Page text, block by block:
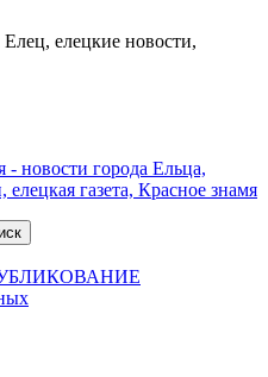
елецкие новости,
- новости города Ельца,
газета, Красное знамя